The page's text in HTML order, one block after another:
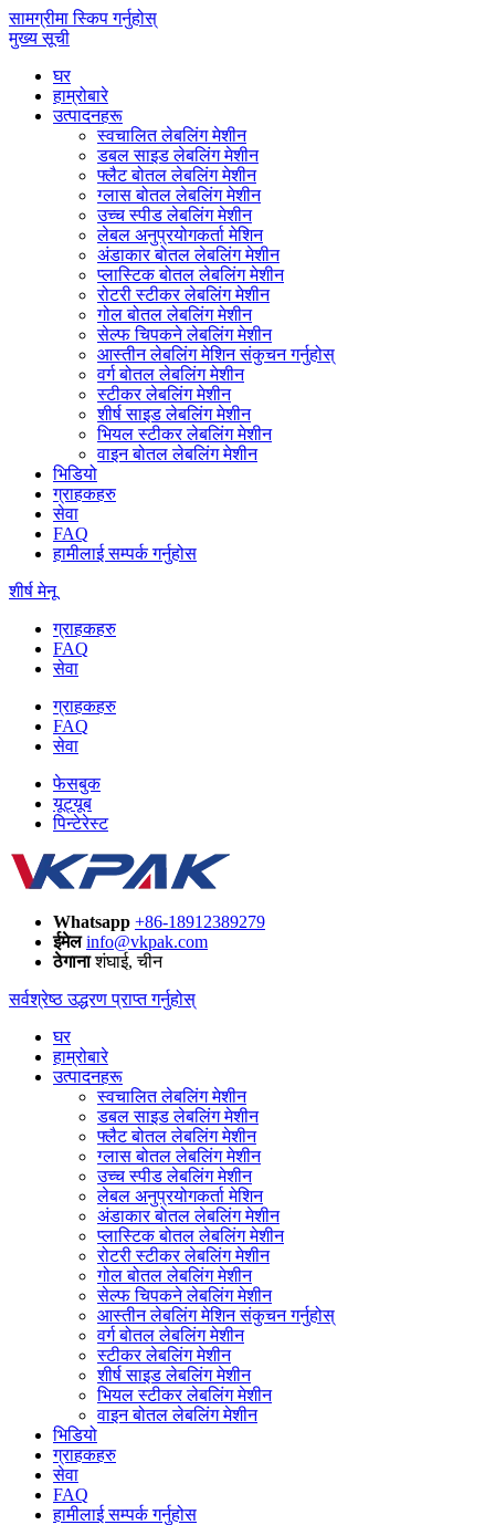
सामग्रीमा स्किप गर्नुहोस्
मुख्य सूची
घर
हाम्रोबारे
उत्पादनहरू
स्वचालित लेबलिंग मेशीन
डबल साइड लेबलिंग मेशीन
फ्लैट बोतल लेबलिंग मेशीन
ग्लास बोतल लेबलिंग मेशीन
उच्च स्पीड लेबलिंग मेशीन
लेबल अनुप्रयोगकर्ता मेशिन
अंडाकार बोतल लेबलिंग मेशीन
प्लास्टिक बोतल लेबलिंग मेशीन
रोटरी स्टीकर लेबलिंग मेशीन
गोल बोतल लेबलिंग मेशीन
सेल्फ चिपकने लेबलिंग मेशीन
आस्तीन लेबलिंग मेशिन संकुचन गर्नुहोस्
वर्ग बोतल लेबलिंग मेशीन
स्टीकर लेबलिंग मेशीन
शीर्ष साइड लेबलिंग मेशीन
भियल स्टीकर लेबलिंग मेशीन
वाइन बोतल लेबलिंग मेशीन
भिडियो
ग्राहकहरु
सेवा
FAQ
हामीलाई सम्पर्क गर्नुहोस
शीर्ष मेनू
ग्राहकहरु
FAQ
सेवा
ग्राहकहरु
FAQ
सेवा
फेसबुक
यूट्यूब
पिन्टेरेस्ट
Whatsapp +86-18912389279
ईमेल info@vkpak.com
ठेगानाशंघाई, चीन
सर्वश्रेष्ठ उद्धरण प्राप्त गर्नुहोस्
घर
हाम्रोबारे
उत्पादनहरू
स्वचालित लेबलिंग मेशीन
डबल साइड लेबलिंग मेशीन
फ्लैट बोतल लेबलिंग मेशीन
ग्लास बोतल लेबलिंग मेशीन
उच्च स्पीड लेबलिंग मेशीन
लेबल अनुप्रयोगकर्ता मेशिन
अंडाकार बोतल लेबलिंग मेशीन
प्लास्टिक बोतल लेबलिंग मेशीन
रोटरी स्टीकर लेबलिंग मेशीन
गोल बोतल लेबलिंग मेशीन
सेल्फ चिपकने लेबलिंग मेशीन
आस्तीन लेबलिंग मेशिन संकुचन गर्नुहोस्
वर्ग बोतल लेबलिंग मेशीन
स्टीकर लेबलिंग मेशीन
शीर्ष साइड लेबलिंग मेशीन
भियल स्टीकर लेबलिंग मेशीन
वाइन बोतल लेबलिंग मेशीन
भिडियो
ग्राहकहरु
सेवा
FAQ
हामीलाई सम्पर्क गर्नुहोस